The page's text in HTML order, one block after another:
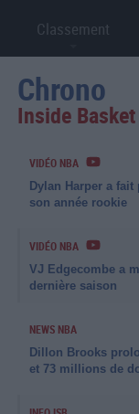
Classement
Chrono
Inside Basket
VIDÉO NBA
Dylan Harper a
son année rookie
VIDÉO NBA
VJ Edgecombe a
dernière saison
NEWS NBA
Dillon Brooks
et 73 millions de